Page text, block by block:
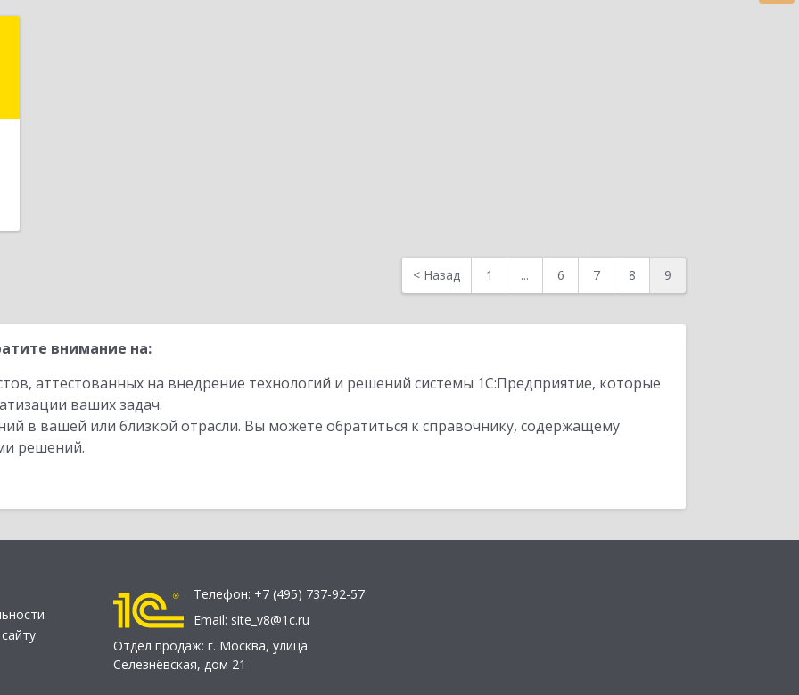
< Назад 1 ... 6 7 8 9
внимание на:
аттестованных на внедрение технологий и решений системы 1С:Предприятие, которые
ваших задач.
в вашей или близкой отрасли. Вы можете обратиться к справочнику, содержащему
решений.
Телефон: +7 (495) 737-92-57
Email: site_v8@1c.ru
Отдел продаж: г. Москва, улица
Селезнёвская, дом 21